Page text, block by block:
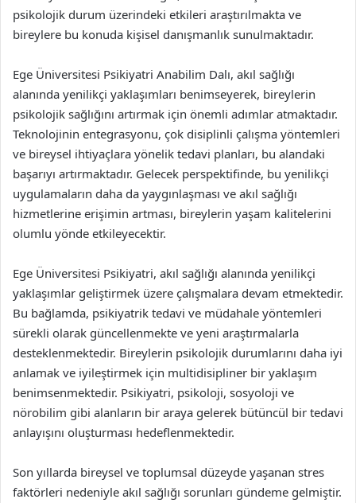
psikolojik durum üzerindeki etkileri araştırılmakta ve
bireylere bu konuda kişisel danışmanlık sunulmaktadır.
Ege Üniversitesi Psikiyatri Anabilim Dalı, akıl sağlığı
alanında yenilikçi yaklaşımları benimseyerek, bireylerin
psikolojik sağlığını artırmak için önemli adımlar atmaktadır.
Teknolojinin entegrasyonu, çok disiplinli çalışma yöntemleri
ve bireysel ihtiyaçlara yönelik tedavi planları, bu alandaki
başarıyı artırmaktadır. Gelecek perspektifinde, bu yenilikçi
uygulamaların daha da yaygınlaşması ve akıl sağlığı
hizmetlerine erişimin artması, bireylerin yaşam kalitelerini
olumlu yönde etkileyecektir.
Ege Üniversitesi Psikiyatri, akıl sağlığı alanında yenilikçi
yaklaşımlar geliştirmek üzere çalışmalara devam etmektedir.
Bu bağlamda, psikiyatrik tedavi ve müdahale yöntemleri
sürekli olarak güncellenmekte ve yeni araştırmalarla
desteklenmektedir. Bireylerin psikolojik durumlarını daha iyi
anlamak ve iyileştirmek için multidisipliner bir yaklaşım
benimsenmektedir. Psikiyatri, psikoloji, sosyoloji ve
nörobilim gibi alanların bir araya gelerek bütüncül bir tedavi
anlayışını oluşturması hedeflenmektedir.
Son yıllarda bireysel ve toplumsal düzeyde yaşanan stres
faktörleri nedeniyle akıl sağlığı sorunları gündeme gelmiştir.